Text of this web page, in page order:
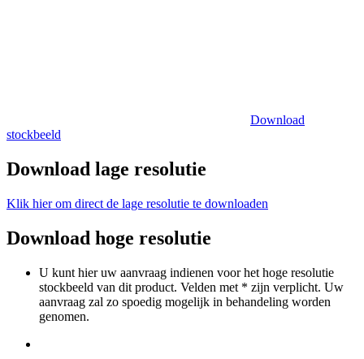
Download
stockbeeld
Download lage resolutie
Klik hier om direct de lage resolutie te downloaden
Download hoge resolutie
U kunt hier uw aanvraag indienen voor het hoge resolutie
stockbeeld van dit product. Velden met * zijn verplicht. Uw
aanvraag zal zo spoedig mogelijk in behandeling worden
genomen.